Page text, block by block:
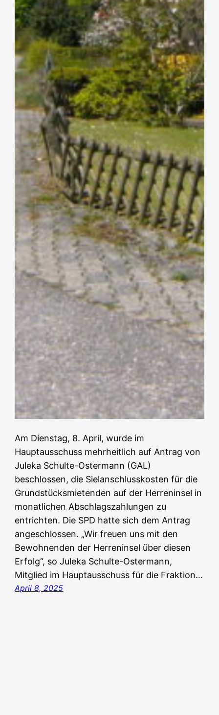
Am Dienstag, 8. April, wurde im
Hauptausschuss mehrheitlich auf Antrag von
Juleka Schulte-Ostermann (GAL)
beschlossen, die Sielanschlusskosten für die
Grundstücksmietenden auf der Herreninsel in
monatlichen Abschlagszahlungen zu
entrichten. Die SPD hatte sich dem Antrag
angeschlossen. „Wir freuen uns mit den
Bewohnenden der Herreninsel über diesen
Erfolg“, so Juleka Schulte-Ostermann,
Mitglied im Hauptausschuss für die Fraktion…
April 8, 2025